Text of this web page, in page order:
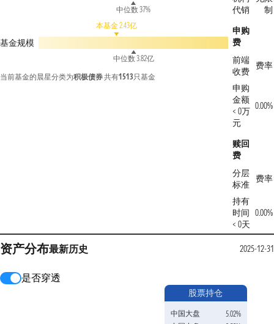
中位数 37%
基金规模
本基金 2.43亿
中位数 3.82亿
当前基金的晨星分类为积极债券共有1513只基金
代销
制
申购
费
前端
收费
费率
申购
金额
< 0万
元
0.00%
赎回
费
分层
标准
费率
持有
时间
< 0天
0.00%
资产分布最新历史 2025-12-31
是否穿透
股票持仓
中国大盘
5.02%